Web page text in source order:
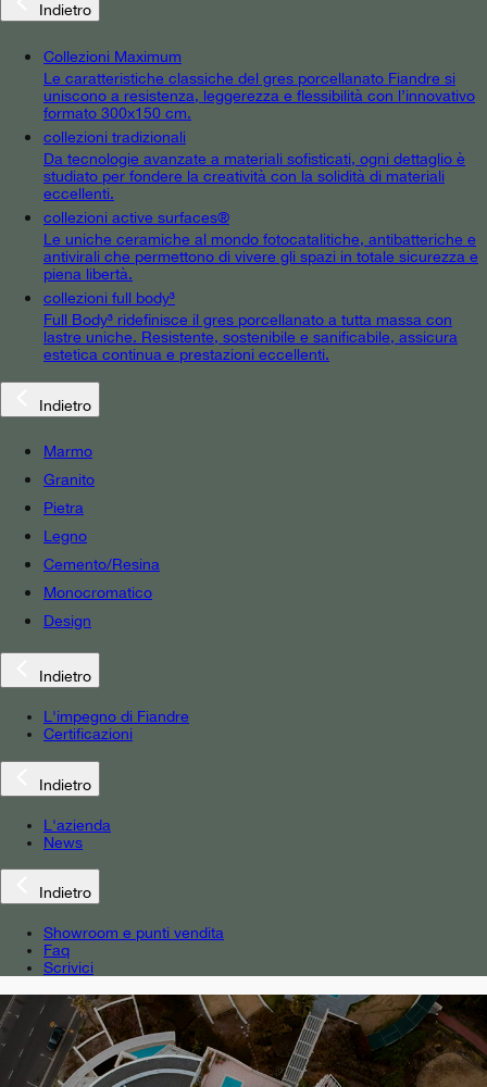
Indietro
Collezioni Maximum
Le caratteristiche classiche del gres porcellanato Fiandre si
uniscono a resistenza, leggerezza e flessibilità con l’innovativo
formato 300x150 cm.
collezioni tradizionali
Da tecnologie avanzate a materiali sofisticati, ogni dettaglio è
studiato per fondere la creatività con la solidità di materiali
eccellenti.
collezioni active surfaces®
Le uniche ceramiche al mondo fotocatalitiche, antibatteriche e
antivirali che permettono di vivere gli spazi in totale sicurezza e
piena libertà.
collezioni full body³
Full Body³ ridefinisce il gres porcellanato a tutta massa con
lastre uniche. Resistente, sostenibile e sanificabile, assicura
estetica continua e prestazioni eccellenti.
Indietro
Marmo
Granito
Pietra
Legno
Cemento/Resina
Monocromatico
Design
Indietro
L'impegno di Fiandre
Certificazioni
Indietro
L'azienda
News
Indietro
Showroom e punti vendita
Faq
Scrivici